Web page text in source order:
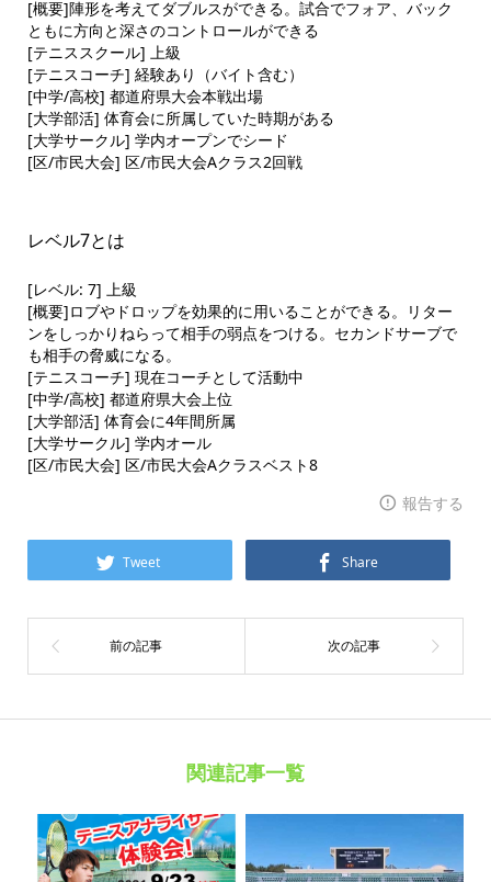
[概要]陣形を考えてダブルスができる。試合でフォア、バック
ともに方向と深さのコントロールができる
[テニススクール] 上級
[テニスコーチ] 経験あり（バイト含む）
[中学/高校] 都道府県大会本戦出場
[大学部活] 体育会に所属していた時期がある
[大学サークル] 学内オープンでシード
[区/市民大会] 区/市民大会Aクラス2回戦
レベル7とは
[レベル: 7] 上級
[概要]ロブやドロップを効果的に用いることができる。リター
ンをしっかりねらって相手の弱点をつける。セカンドサーブで
も相手の脅威になる。
[テニスコーチ] 現在コーチとして活動中
[中学/高校] 都道府県大会上位
[大学部活] 体育会に4年間所属
[大学サークル] 学内オール
[区/市民大会] 区/市民大会Aクラスベスト8
報告する
Tweet Share
関連記事一覧